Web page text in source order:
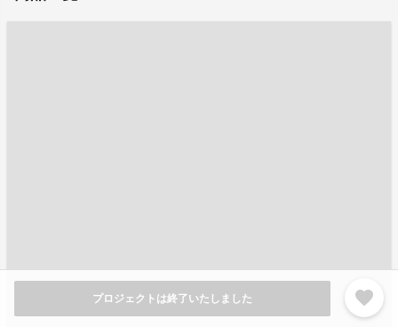
プロジェクトは終了いたしました favorite